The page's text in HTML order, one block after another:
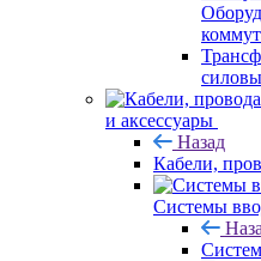
и аксессуары
Назад
Кабели,
Системы